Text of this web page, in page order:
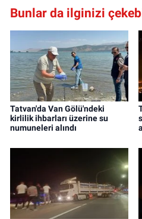
Bunlar da ilginizi
Tatvan'da Van Gölü'ndeki
kirlilik ihbarları üzerine su
numuneleri alındı